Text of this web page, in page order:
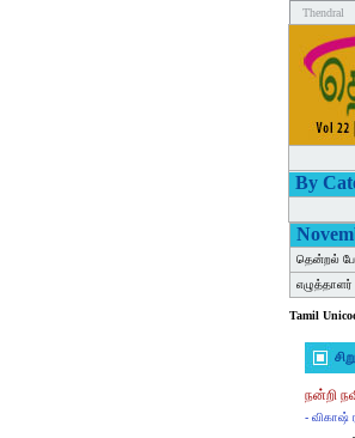
Thendral
By
தென்றல்
எழுத்தாளர்
Tamil
நன்றி
- விகாஷ்